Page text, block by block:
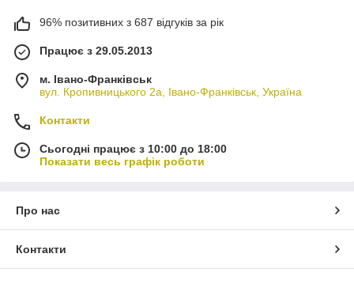
96% позитивних з 687 відгуків за рік
Працює з 29.05.2013
м. Івано-Франківськ
вул. Кропивницького 2а, Івано-Франківськ, Україна
Контакти
Сьогодні працює з 10:00 до 18:00
Показати весь графік роботи
Про нас
Контакти